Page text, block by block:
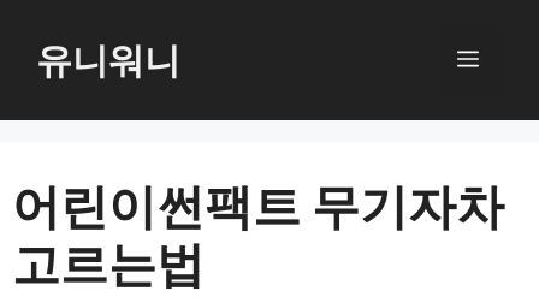
로
뛰
유니워니 메
어린이썬팩트 무기자차
고르는법